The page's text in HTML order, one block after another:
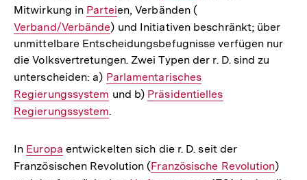
Link:
Mitwirkung in Interner
Link:
Parteien, Verbänden (
Link:
Verband/Verbände) und Initiativen beschränkt; über
unmittelbare Entscheidungsbefugnisse verfügen nur
die Volksvertretungen. Zwei Typen der r. D. sind zu
unterscheiden: a) Interner
Link:
Parlamentarisches
Regierungssystem und b) Interner
Präsidentielles
Regierungssystem.
In Interner
Link:
Europa entwickelten sich die r. D. seit der
Französischen Revolution (Interner
Französische Revolution)